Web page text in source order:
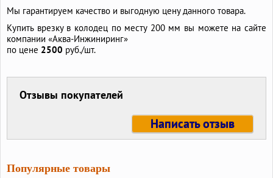
Мы гарантируем качество и выгодную цену данного товара.
Купить врезку в колодец по месту 200 мм вы можете на сайте
компании «Аква-Инжиниринг»
по цене 2500 руб./шт.
Отзывы покупателей
Написать отзыв
Популярные товары